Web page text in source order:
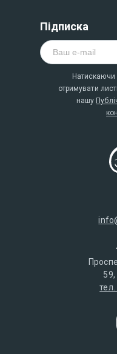
59,
Підписка
отримувати
нашу